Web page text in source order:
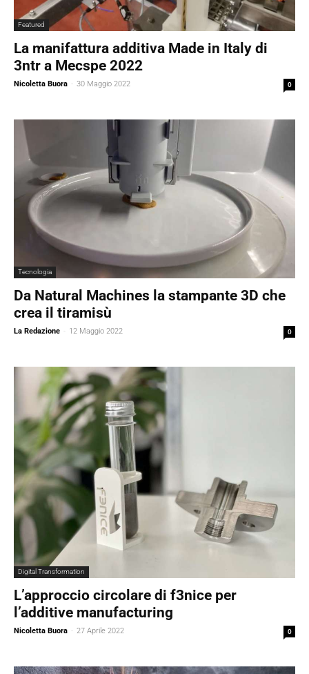
Featured
La manifattura additiva Made in Italy di
3ntr a Mecspe 2022
Nicoletta Buora - 30 Maggio 2022 0
Tecnologia
Da Natural Machines la stampante 3D che
crea il tiramisù
La Redazione - 12 Maggio 2022 0
Digital Transformation
L’approccio circolare di f3nice per
l’additive manufacturing
Nicoletta Buora - 27 Aprile 2022 0